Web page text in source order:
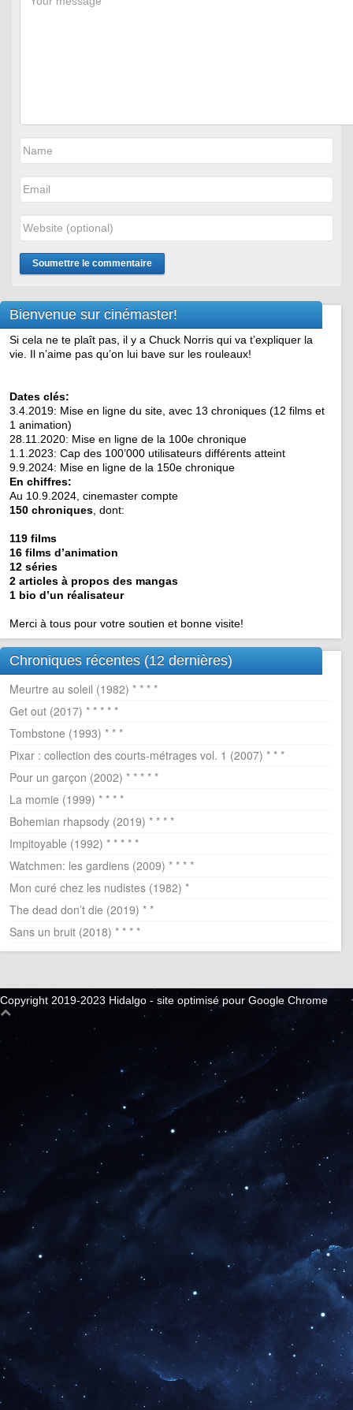
Bienvenue sur cinémaster!
Si cela ne te plaît pas, il y a Chuck Norris qui va t’expliquer la
vie. Il n’aime pas qu’on lui bave sur les rouleaux!
Dates clés:
3.4.2019: Mise en ligne du site, avec 13 chroniques (12 films et
1 animation)
28.11.2020: Mise en ligne de la 100e chronique
1.1.2023: Cap des 100’000 utilisateurs différents atteint
9.9.2024: Mise en ligne de la 150e chronique
En chiffres:
Au 10.9.2024, cinemaster compte
150 chroniques , dont:
119 films
16 films d’animation
12 séries
2 articles à propos des mangas
1 bio d’un réalisateur
Merci à tous pour votre soutien et bonne visite!
Chroniques récentes (12 dernières)
Meurtre au soleil (1982) * * * *
Get out (2017) * * * * *
Tombstone (1993) * * *
Pixar : collection des courts-métrages vol. 1 (2007) * * *
Pour un garçon (2002) * * * * *
La momie (1999) * * * *
Bohemian rhapsody (2019) * * * *
Impitoyable (1992) * * * * *
Watchmen: les gardiens (2009) * * * *
Mon curé chez les nudistes (1982) *
The dead don’t die (2019) * *
Sans un bruit (2018) * * * *
Copyright 2019-2023 Hidalgo - site optimisé pour Google Chrome